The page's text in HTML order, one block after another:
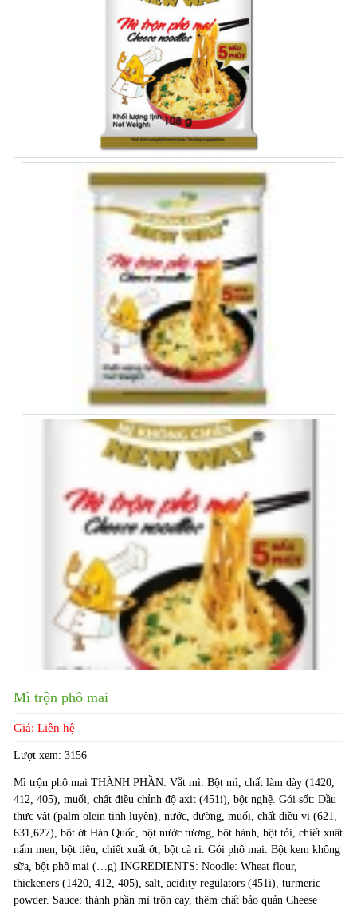
Mì trộn phô mai
Giá: Liên hệ
Lượt xem: 3156
Mì trộn phô mai THÀNH PHẦN: Vắt mì: Bột mì, chất làm dày (1420,
412, 405), muối, chất điều chỉnh độ axit (451i), bột nghệ. Gói sốt: Dầu
thực vật (palm olein tinh luyện), nước, đường, muối, chất điều vị (621,
631,627), bột ớt Hàn Quốc, bột nước tương, bột hành, bột tỏi, chiết xuất
nấm men, bột tiêu, chiết xuất ớt, bột cà ri. Gói phô mai: Bột kem không
sữa, bột phô mai (…g) INGREDIENTS: Noodle: Wheat flour,
thickeners (1420, 412, 405), salt, acidity regulators (451i), turmeric
powder. Sauce: thành phần mì trộn cay, thêm chất bảo quản Cheese